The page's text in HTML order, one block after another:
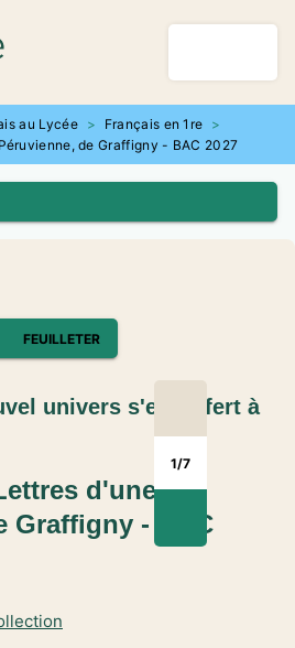
au Lycée > Français en 1re >
de Graffigny - BAC 2027
1/7
FEUILLETER
d'une
Graffigny - BAC
univers s'est offert à